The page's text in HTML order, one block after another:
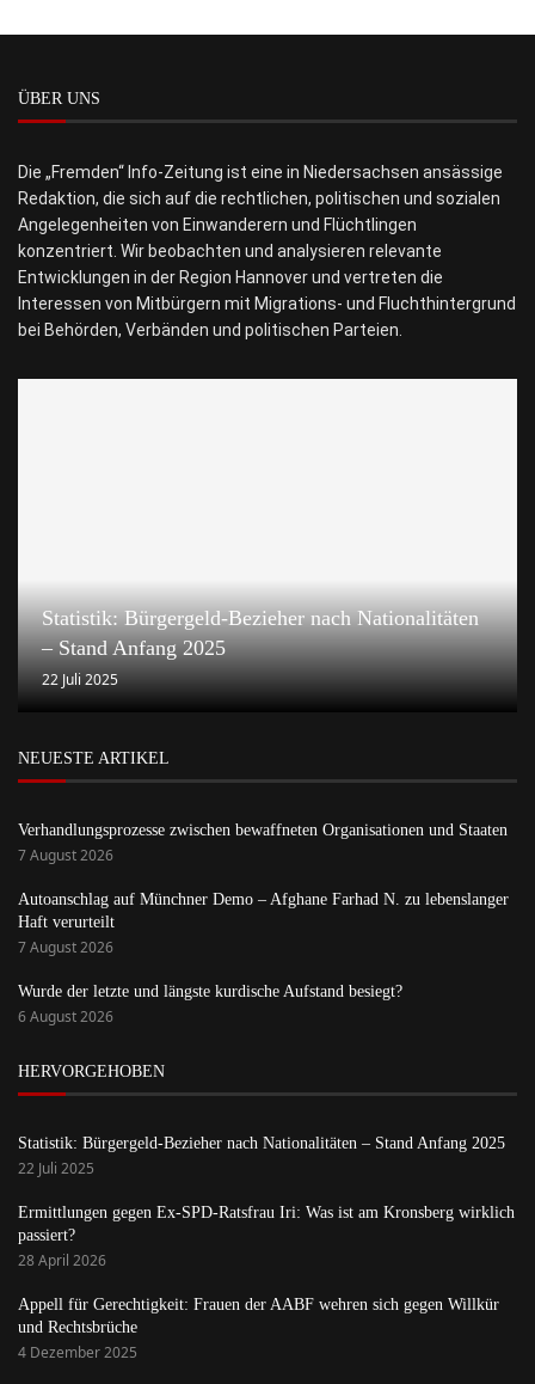
ÜBER UNS
Die „Fremden“ Info-Zeitung ist eine in Niedersachsen ansässige
Redaktion, die sich auf die rechtlichen, politischen und sozialen
Angelegenheiten von Einwanderern und Flüchtlingen
konzentriert. Wir beobachten und analysieren relevante
Entwicklungen in der Region Hannover und vertreten die
Interessen von Mitbürgern mit Migrations- und Fluchthintergrund
bei Behörden, Verbänden und politischen Parteien.
Statistik: Bürgergeld-Bezieher nach Nationalitäten
– Stand Anfang 2025
22 Juli 2025
NEUESTE ARTIKEL
Verhandlungsprozesse zwischen bewaffneten Organisationen und Staaten
7 August 2026
Autoanschlag auf Münchner Demo – Afghane Farhad N. zu lebenslanger
Haft verurteilt
7 August 2026
Wurde der letzte und längste kurdische Aufstand besiegt?
6 August 2026
HERVORGEHOBEN
Statistik: Bürgergeld-Bezieher nach Nationalitäten – Stand Anfang 2025
22 Juli 2025
Ermittlungen gegen Ex-SPD-Ratsfrau Iri: Was ist am Kronsberg wirklich
passiert?
28 April 2026
Appell für Gerechtigkeit: Frauen der AABF wehren sich gegen Willkür
und Rechtsbrüche
4 Dezember 2025